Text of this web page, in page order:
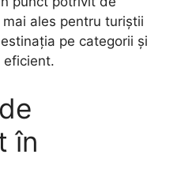
ales pentru turiștii
pe categorii și
eficient.
în